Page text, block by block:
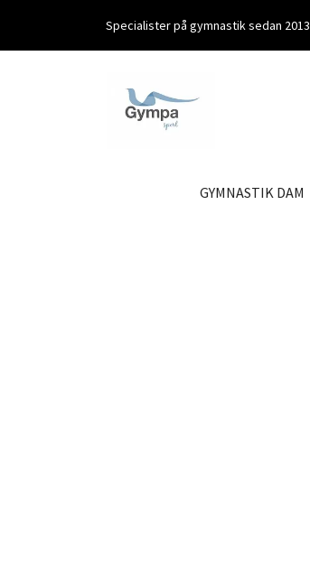
Specialister på gymnastik sedan 2013
GYMNASTIK DAM